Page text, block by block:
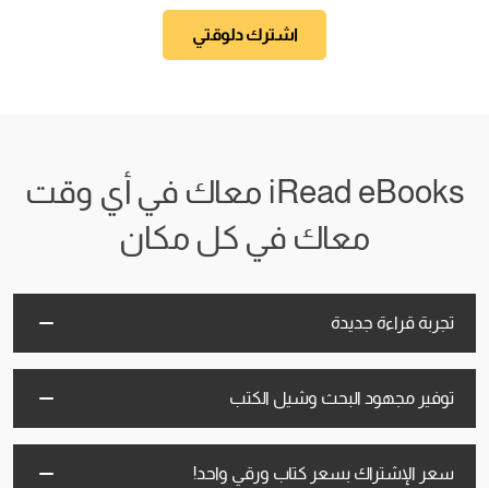
اشترك دلوقتي
iRead eBooks معاك في أي وقت
معاك في كل مكان
تجربة قراءة جديدة
توفير مجهود البحث وشيل الكتب
سعر الإشتراك بسعر كتاب ورقي واحد!